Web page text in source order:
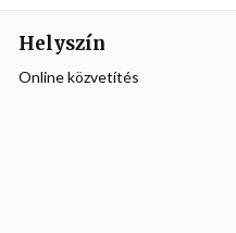
Helyszín
Online közvetítés